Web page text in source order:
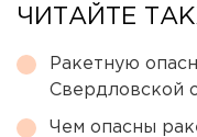
ЧИТАЙТЕ
Ракетную
Свердловской
Чем опасны